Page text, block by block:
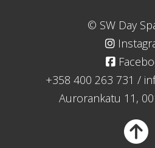
© SW Day
+358 400 263 731 /
Aurorankatu 11,